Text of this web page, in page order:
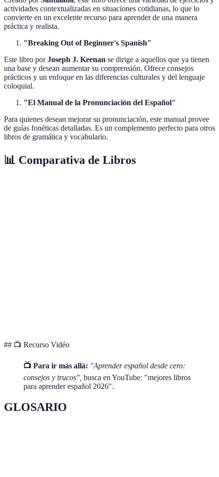
actividades contextualizadas en situaciones cotidianas, lo que lo
convierte en un excelente recurso para aprender de una manera
práctica y realista.
"Breaking Out of Beginner's Spanish"
Este libro porJoseph J. Keenan se dirige a aquellos que ya tienen
una base y desean aumentar su comprensión. Ofrece consejos
prácticos y un enfoque en las diferencias culturales y del lenguaje
coloquial.
"El Manual de la Pronunciación del Español"
Para quienes desean mejorar su pronunciación, este manual provee
de guías fonéticas detalladas. Es un complemento perfecto para otros
libros de gramática y vocabulario.
📊 Comparativa de Libros
## 📺 Recurso Vidéo
📺 Para ir más allá: "Aprender español desde cero:
consejos y trucos", busca en YouTube: "mejores libros
para aprender español 2026".
GLOSARIO